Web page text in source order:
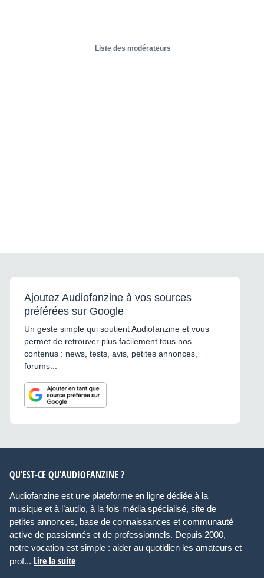
Liste des modérateurs
Ajoutez Audiofanzine à vos sources
préférées sur Google
Un geste simple qui soutient Audiofanzine et vous
permet de retrouver plus facilement tous nos
contenus : news, tests, avis, petites annonces,
forums...
QU’EST-CE QU’AUDIOFANZINE ?
Audiofanzine est une plateforme en ligne dédiée à la
musique et à l’audio, à la fois média spécialisé, site de
petites annonces, base de connaissances et communauté
active de passionnés et de professionnels. Depuis 2000,
notre vocation est simple : aider au quotidien les amateurs et
prof... Lire la suite